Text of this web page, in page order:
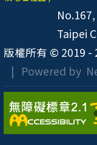
Taipei
版權所有 © 2019 -
| Powered by